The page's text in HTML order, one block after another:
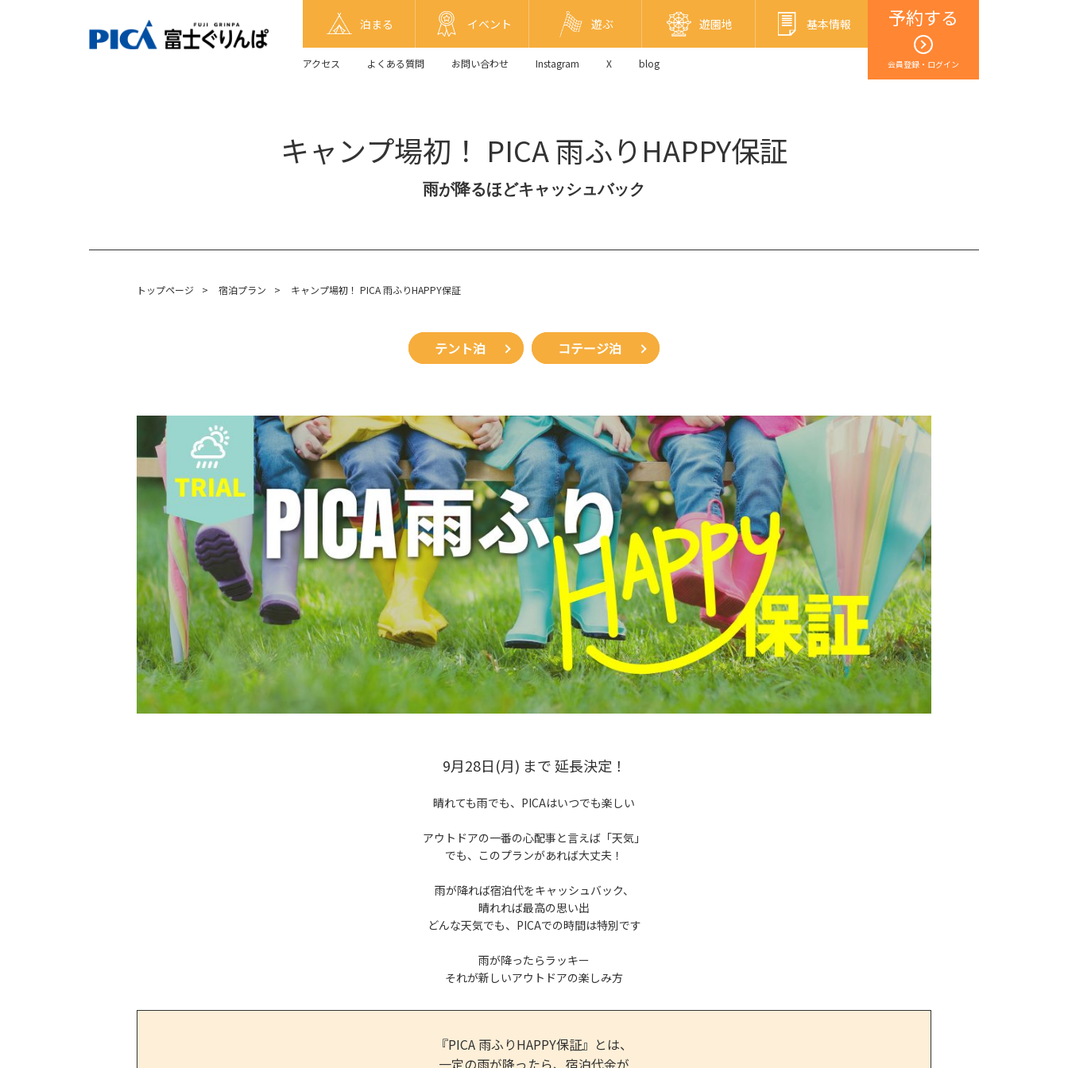
予約する
会員登録・ログイン
泊まる イベント 遊ぶ 遊園地 基本情報
アクセス よくある質問 お問い合わせ Instagram X blog
キャンプ場初！ PICA 雨ふりHAPPY保証
雨が降るほどキャッシュバック
トップページ > 宿泊プラン > キャンプ場初！ PICA 雨ふりHAPPY保証
テント泊 コテージ泊
9月28日(月) まで 延長決定！
晴れても雨でも、PICAはいつでも楽しい
アウトドアの一番の心配事と言えば「天気」
でも、このプランがあれば大丈夫！
雨が降れば宿泊代をキャッシュバック、
晴れれば最高の思い出
どんな天気でも、PICAでの時間は特別です
雨が降ったらラッキー
それが新しいアウトドアの楽しみ方
『PICA 雨ふりHAPPY保証』とは、
一定の雨が降ったら、宿泊代金が